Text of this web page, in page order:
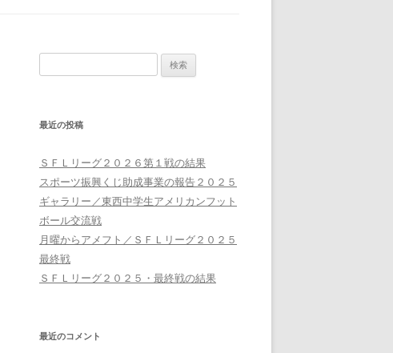
最近の投稿
ＳＦＬリーグ２０２６第１戦の結果
スポーツ振興くじ助成事業の報告２０２５
ギャラリー／東西中学生アメリカンフット
ボール交流戦
月曜からアメフト／ＳＦＬリーグ２０２５
最終戦
ＳＦＬリーグ２０２５・最終戦の結果
最近のコメント